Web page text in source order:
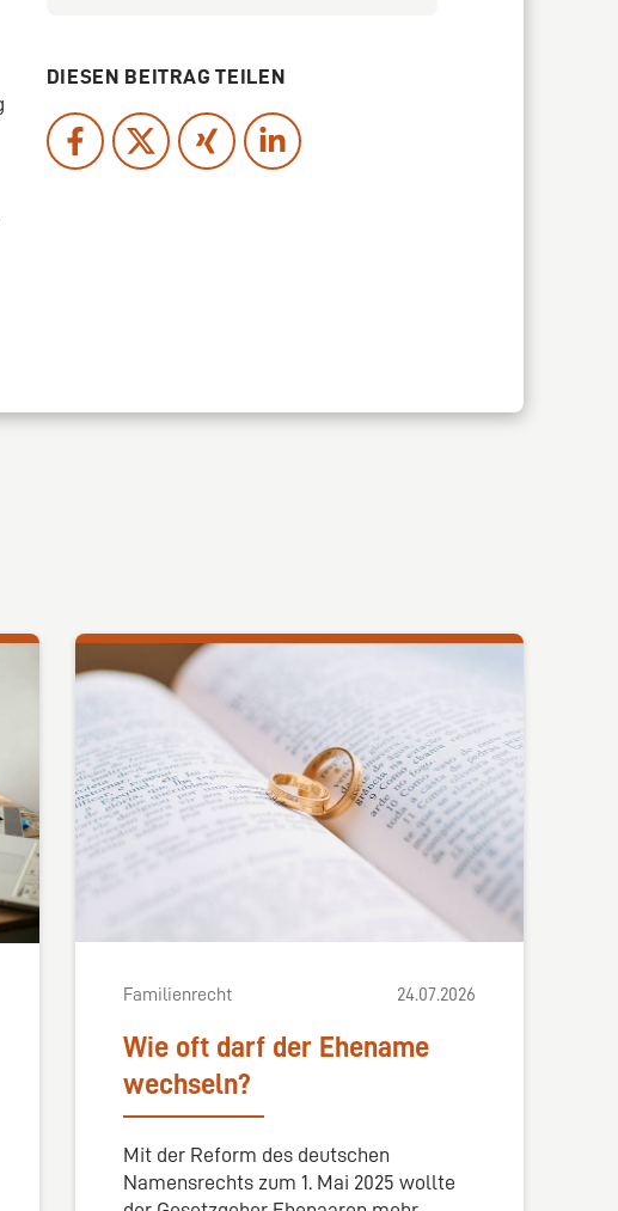
DIESEN BEITRAG TEILEN
Familienrecht 24.07.2026
Wie oft darf der Ehename
wechseln?
Mit der Reform des deutschen
Namensrechts zum 1. Mai 2025 wollte